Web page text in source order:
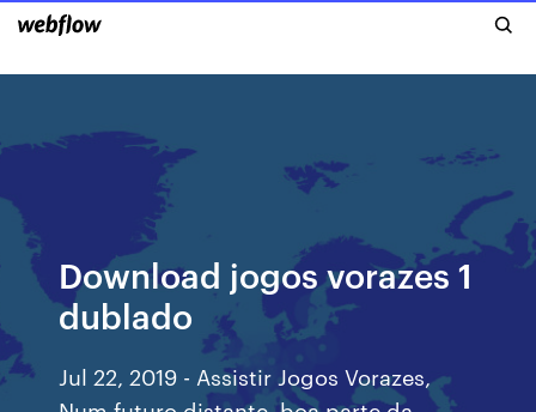
Download jogos vorazes 1
dublado
Jul 22, 2019 - Assistir Jogos Vorazes,